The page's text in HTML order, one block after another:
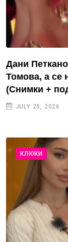
Дани
Томова, а се
(Снимки +
JULY 25, 2026
КЛЮКИ